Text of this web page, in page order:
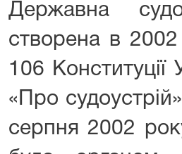
Державна
створена в 2002
106 Конституції
«Про
серпня 2002